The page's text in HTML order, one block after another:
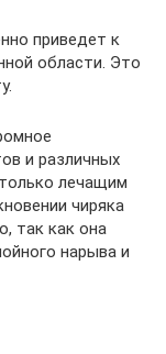
приведет к
области. Это
и различных
лечащим
чиряка
так как она
нарыва и